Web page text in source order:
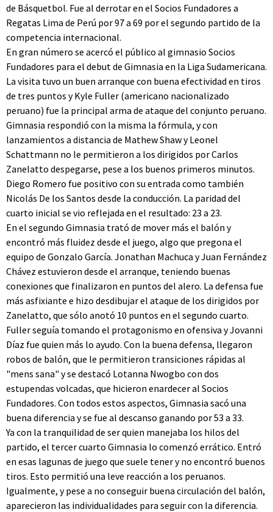
de Básquetbol. Fue al derrotar en el Socios Fundadores a
Regatas Lima de Perú por 97 a 69 por el segundo partido de la
competencia internacional.
En gran número se acercó el público al gimnasio Socios
Fundadores para el debut de Gimnasia en la Liga Sudamericana.
La visita tuvo un buen arranque con buena efectividad en tiros
de tres puntos y Kyle Fuller (americano nacionalizado
peruano) fue la principal arma de ataque del conjunto peruano.
Gimnasia respondió con la misma la fórmula, y con
lanzamientos a distancia de Mathew Shaw y Leonel
Schattmann no le permitieron a los dirigidos por Carlos
Zanelatto despegarse, pese a los buenos primeros minutos.
Diego Romero fue positivo con su entrada como también
Nicolás De los Santos desde la conducción. La paridad del
cuarto inicial se vio reflejada en el resultado: 23 a 23.
En el segundo Gimnasia trató de mover más el balón y
encontró más fluidez desde el juego, algo que pregona el
equipo de Gonzalo García. Jonathan Machuca y Juan Fernández
Chávez estuvieron desde el arranque, teniendo buenas
conexiones que finalizaron en puntos del alero. La defensa fue
más asfixiante e hizo desdibujar el ataque de los dirigidos por
Zanelatto, que sólo anotó 10 puntos en el segundo cuarto.
Fuller seguía tomando el protagonismo en ofensiva y Jovanni
Díaz fue quien más lo ayudo. Con la buena defensa, llegaron
robos de balón, que le permitieron transiciones rápidas al
"mens sana" y se destacó Lotanna Nwogbo con dos
estupendas volcadas, que hicieron enardecer al Socios
Fundadores. Con todos estos aspectos, Gimnasia sacó una
buena diferencia y se fue al descanso ganando por 53 a 33.
Ya con la tranquilidad de ser quien manejaba los hilos del
partido, el tercer cuarto Gimnasia lo comenzó errático. Entró
en esas lagunas de juego que suele tener y no encontró buenos
tiros. Esto permitió una leve reacción a los peruanos.
Igualmente, y pese a no conseguir buena circulación del balón,
aparecieron las individualidades para seguir con la diferencia.